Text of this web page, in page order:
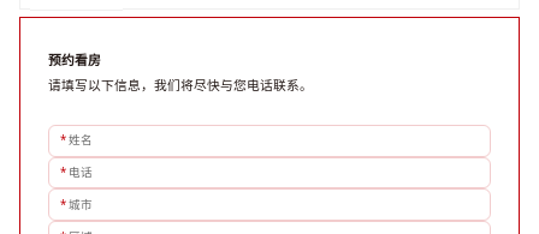
款。选址是综合性战略决策，旨在让办公
预约看房
请填写以下信息，我们将尽快与您电话联系。
*姓名
* 电话
*城市